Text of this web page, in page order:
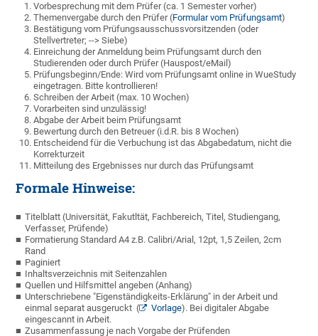
Vorbesprechung mit dem Prüfer (ca. 1 Semester vorher)
Themenvergabe durch den Prüfer (Formular vom Prüfungsamt)
Bestätigung vom Prüfungsausschussvorsitzenden (oder
Stellvertreter; --> Siebe)
Einreichung der Anmeldung beim Prüfungsamt durch den
Studierenden oder durch Prüfer (Hauspost/eMail)
Prüfungsbeginn/Ende: Wird vom Prüfungsamt online in WueStudy
eingetragen. Bitte kontrollieren!
Schreiben der Arbeit (max. 10 Wochen)
Vorarbeiten sind unzulässig!
Abgabe der Arbeit beim Prüfungsamt
Bewertung durch den Betreuer (i.d.R. bis 8 Wochen)
Entscheidend für die Verbuchung ist das Abgabedatum, nicht die
Korrekturzeit
Mitteilung des Ergebnisses nur durch das Prüfungsamt
Formale Hinweise:
Titelblatt (Universität, Fakutltät, Fachbereich, Titel, Studiengang,
Verfasser, Prüfende)
Formatierung Standard A4 z.B. Calibri/Arial, 12pt, 1,5 Zeilen, 2cm
Rand
Paginiert
Inhaltsverzeichnis mit Seitenzahlen
Quellen und Hilfsmittel angeben (Anhang)
Unterschriebene "Eigenständigkeits-Erklärung" in der Arbeit und
einmal separat ausgeruckt (
Vorlage). Bei digitaler Abgabe
eingescannt in Arbeit.
Zusammenfassung je nach Vorgabe der Prüfenden